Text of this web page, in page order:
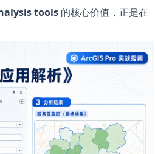
tools 的核心价值，正是在